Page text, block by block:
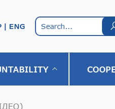
ENG